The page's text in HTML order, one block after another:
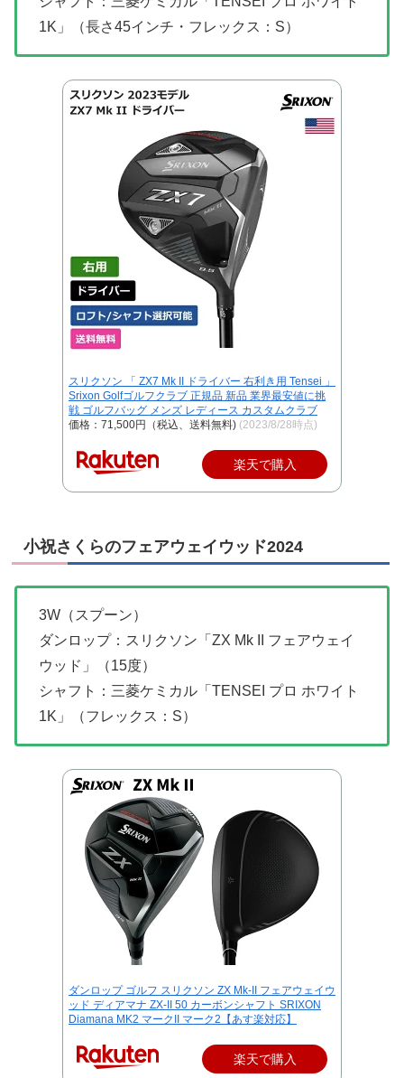
1K」（長さ45インチ・フレックス：S）
スリクソン 「 ZX7 Mk II ドライバー 右利き用 Tensei 」
Srixon Golfゴルフクラブ 正規品 新品 業界最安値に挑
戦 ゴルフバッグ メンズ レディース カスタムクラブ
価格：71,500円（税込、送料無料) (2023/8/28時点)
楽天で購入
小祝さくらのフェアウェイウッド2024
3W（スプーン）
ダンロップ：スリクソン「ZX Mk II フェアウェイ
ウッド」（15度）
シャフト：三菱ケミカル「TENSEI プロ ホワイト
1K」（フレックス：S）
ダンロップ ゴルフ スリクソン ZX Mk-II フェアウェイウ
ッド ディアマナ ZX-II 50 カーボンシャフト SRIXON
Diamana MK2 マークII マーク2【あす楽対応】
楽天で購入